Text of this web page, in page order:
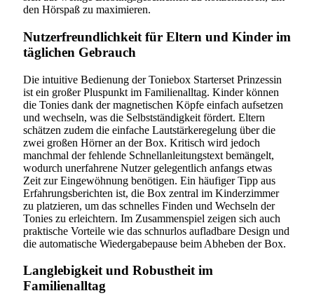
den Hörspaß zu maximieren.
Nutzerfreundlichkeit für Eltern und Kinder im
täglichen Gebrauch
Die intuitive Bedienung der Toniebox Starterset Prinzessin
ist ein großer Pluspunkt im Familienalltag. Kinder können
die Tonies dank der magnetischen Köpfe einfach aufsetzen
und wechseln, was die Selbstständigkeit fördert. Eltern
schätzen zudem die einfache Lautstärkeregelung über die
zwei großen Hörner an der Box. Kritisch wird jedoch
manchmal der fehlende Schnellanleitungstext bemängelt,
wodurch unerfahrene Nutzer gelegentlich anfangs etwas
Zeit zur Eingewöhnung benötigen. Ein häufiger Tipp aus
Erfahrungsberichten ist, die Box zentral im Kinderzimmer
zu platzieren, um das schnelles Finden und Wechseln der
Tonies zu erleichtern. Im Zusammenspiel zeigen sich auch
praktische Vorteile wie das schnurlos aufladbare Design und
die automatische Wiedergabepause beim Abheben der Box.
Langlebigkeit und Robustheit im
Familienalltag